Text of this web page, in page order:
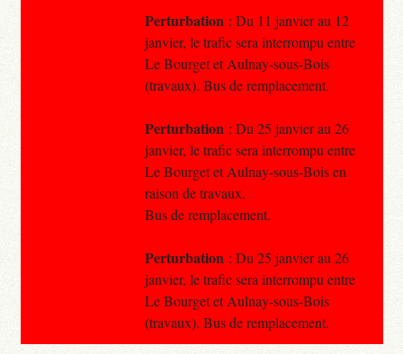
Perturbation : Du 11 janvier au 12
janvier, le trafic sera interrompu entre
Le Bourget et Aulnay-sous-Bois
(travaux). Bus de remplacement.
Perturbation : Du 25 janvier au 26
janvier, le trafic sera interrompu entre
Le Bourget et Aulnay-sous-Bois en
raison de travaux.
Bus de remplacement.
Perturbation : Du 25 janvier au 26
janvier, le trafic sera interrompu entre
Le Bourget et Aulnay-sous-Bois
(travaux). Bus de remplacement.